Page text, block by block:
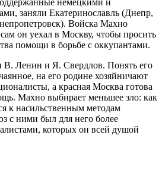
немецкими и
заняли Екатеринославль (Днепр,
Войска Махно
он уехал в Москву, чтобы просить
помощи в борьбе с оккупантами.
В. Ленин и Я. Свердлов. Понять его
на его родине хозяйничают
а красная Москва готова
Махно выбирает меньшее зло: как
к насильственным методам
с ними был для него более
которых он всей душой